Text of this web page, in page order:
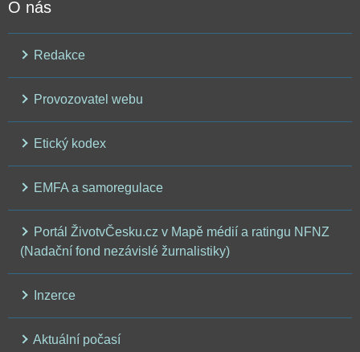
O nás
Redakce
Provozovatel webu
Etický kodex
EMFA a samoregulace
Portál ŽivotvČesku.cz v Mapě médií a ratingu NFNZ
(Nadační fond nezávislé žurnalistiky)
Inzerce
Aktuální počasí